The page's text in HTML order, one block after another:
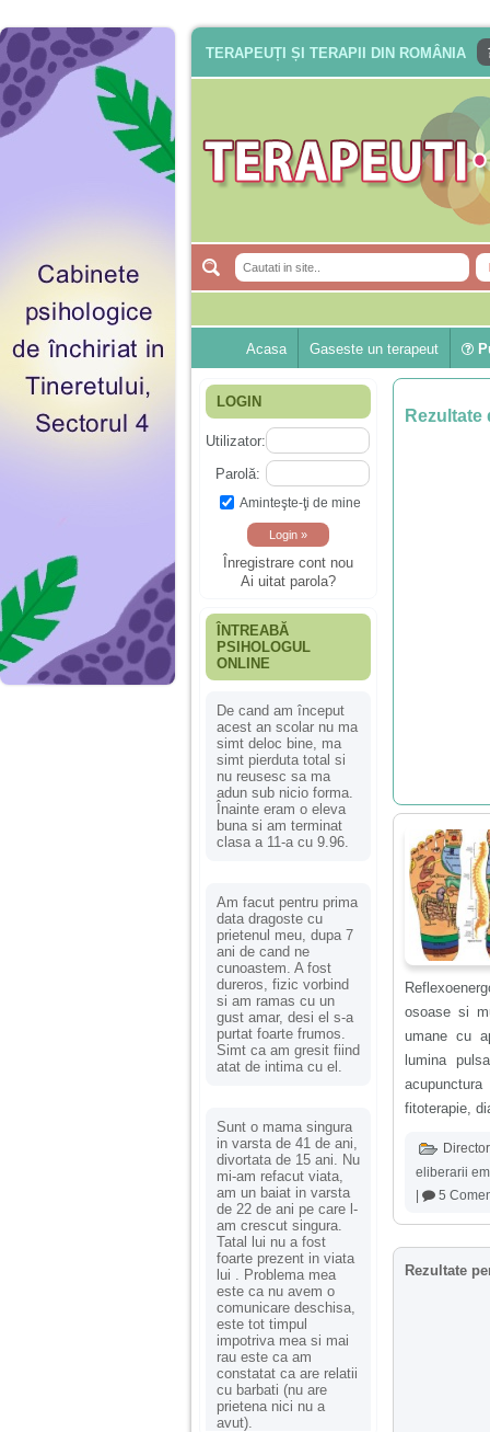
TERAPEUȚI ȘI TERAPII DIN ROMÂNIA
Acasa Gaseste un terapeut
LOGIN
Utilizator:
Parolă:
Aminteşte-ţi de mine
Înregistrare cont nou
Ai uitat parola?
ÎNTREABĂ
PSIHOLOGUL
ONLINE
De cand am început
acest an scolar nu ma
simt deloc bine, ma
simt pierduta total si
nu reusesc sa ma
adun sub nicio forma.
Înainte eram o eleva
buna si am terminat
clasa a 11-a cu 9.96.
Am facut pentru prima
data dragoste cu
prietenul meu, dupa 7
ani de cand ne
cunoastem. A fost
dureros, fizic vorbind
si am ramas cu un
gust amar, desi el s-a
purtat foarte frumos.
Simt ca am gresit fiind
atat de intima cu el.
Sunt o mama singura
in varsta de 41 de ani,
divortata de 15 ani. Nu
mi-am refacut viata,
am un baiat in varsta
de 22 de ani pe care l-
am crescut singura.
Tatal lui nu a fost
foarte prezent in viata
lui . Problema mea
este ca nu avem o
comunicare deschisa,
este tot timpul
impotriva mea si mai
rau este ca am
constatat ca are relatii
cu barbati (nu are
prietena nici nu a
avut).
Rezultate
osoase si
umane cu
lumina
fitoterapie,
eliberarii
5
Rezultate